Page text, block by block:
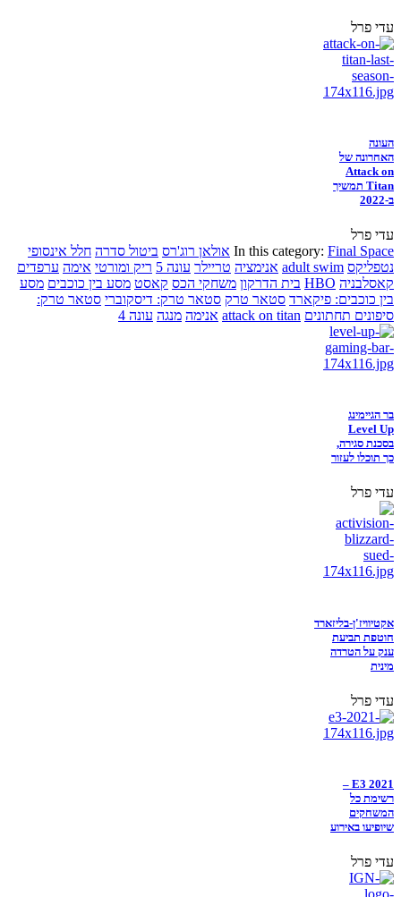
עדי פרל
העונה
האחרונה של
Attack on
Titan תמשיך
ב-2022
עדי פרל
In this category: Final Space אולאן רוג'רס ביטול סדרה חלל אינסופי
נטפליקס adult swim אנימציה טריילר עונה 5 ריק ומורטי אימה ערפדים
קאסלבניה HBO בית הדרקון משחקי הכס קאסט מסע בין כוכבים מסע
בין כוכבים: פיקארד סטאר טרק סטאר טרק: דיסקוברי סטאר טרק:
סיפונים תחתונים attack on titan אנימה מנגה עונה 4
בר הגיימינג
Level Up
בסכנת סגירה,
כך תוכלו לעזור
עדי פרל
אקטיוויז'ן-בליזארד
חוטפת תביעת
ענק על הטרדה
מינית
עדי פרל
E3 2021 –
רשימת כל
המשחקים
שיופיעו באירוע
עדי פרל